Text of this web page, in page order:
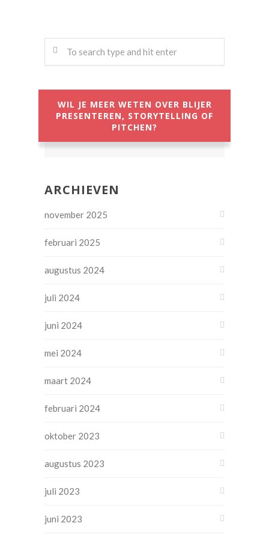
WIL JE MEER WETEN OVER BLIJER
PRESENTEREN, STORYTELLING OF
PITCHEN?
ARCHIEVEN
november 2025
februari 2025
augustus 2024
juli 2024
juni 2024
mei 2024
maart 2024
februari 2024
oktober 2023
augustus 2023
juli 2023
juni 2023